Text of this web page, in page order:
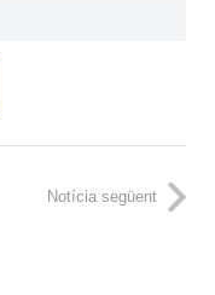
Notícia següent